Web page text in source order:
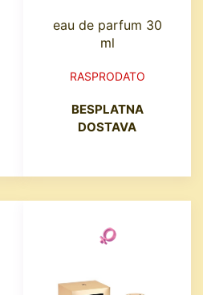
eau de parfum 30
ml
RASPRODATO
BESPLATNA
DOSTAVA